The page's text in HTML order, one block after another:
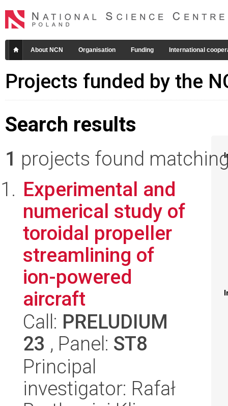
About NCN Organisation Funding International
Projects funded by the
Search results
1 projects found
Experimental and
numerical study of
toroidal propeller
streamlining of
ion-powered
aircraft
Call: PRELUDIUM
23 , Panel: ST8
Principal
investigator: Rafał